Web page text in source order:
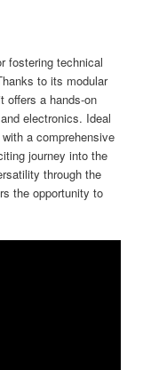
fostering technical
to its modular
offers a hands-on
electronics. Ideal
a comprehensive
journey into the
through the
the opportunity to